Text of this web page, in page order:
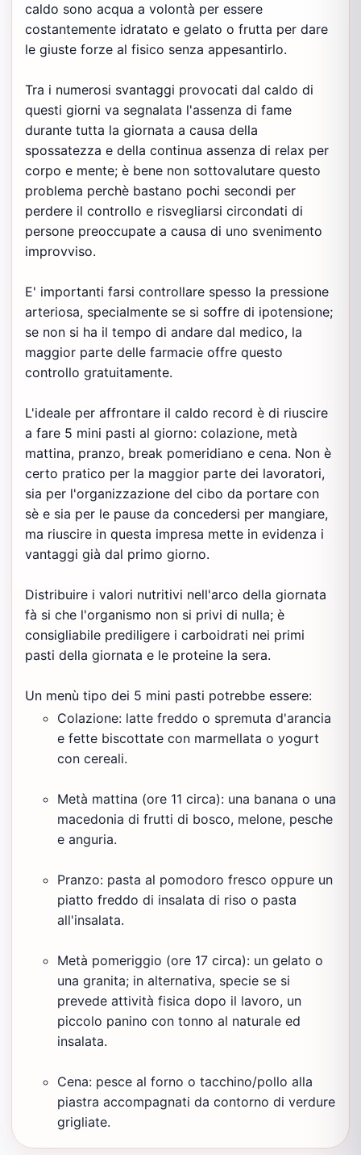
caldo sono acqua a volontà per essere
costantemente idratato e gelato o frutta per dare
le giuste forze al fisico senza appesantirlo.
Tra i numerosi svantaggi provocati dal caldo di
questi giorni va segnalata l'assenza di fame
durante tutta la giornata a causa della
spossatezza e della continua assenza di relax per
corpo e mente; è bene non sottovalutare questo
problema perchè bastano pochi secondi per
perdere il controllo e risvegliarsi circondati di
persone preoccupate a causa di uno svenimento
improvviso.
E' importanti farsi controllare spesso la pressione
arteriosa, specialmente se si soffre di ipotensione;
se non si ha il tempo di andare dal medico, la
maggior parte delle farmacie offre questo
controllo gratuitamente.
L'ideale per affrontare il caldo record è di riuscire
a fare 5 mini pasti al giorno: colazione, metà
mattina, pranzo, break pomeridiano e cena. Non è
certo pratico per la maggior parte dei lavoratori,
sia per l'organizzazione del cibo da portare con
sè e sia per le pause da concedersi per mangiare,
ma riuscire in questa impresa mette in evidenza i
vantaggi già dal primo giorno.
Distribuire i valori nutritivi nell'arco della giornata
fà si che l'organismo non si privi di nulla; è
consigliabile prediligere i carboidrati nei primi
pasti della giornata e le proteine la sera.
Un menù tipo dei 5 mini pasti potrebbe essere:
Colazione: latte freddo o spremuta d'arancia
e fette biscottate con marmellata o yogurt
con cereali.
Metà mattina (ore 11 circa): una banana o una
macedonia di frutti di bosco, melone, pesche
e anguria.
Pranzo: pasta al pomodoro fresco oppure un
piatto freddo di insalata di riso o pasta
all'insalata.
Metà pomeriggio (ore 17 circa): un gelato o
una granita; in alternativa, specie se si
prevede attività fisica dopo il lavoro, un
piccolo panino con tonno al naturale ed
insalata.
Cena: pesce al forno o tacchino/pollo alla
piastra accompagnati da contorno di verdure
grigliate.